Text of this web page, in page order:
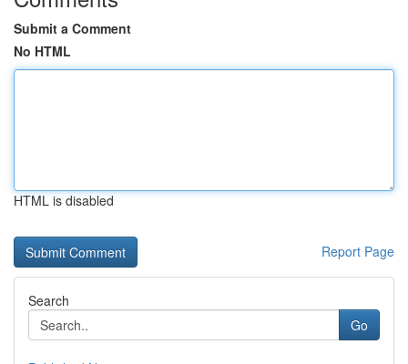
Submit a Comment
No HTML
HTML is disabled
Report Page
Search
Go